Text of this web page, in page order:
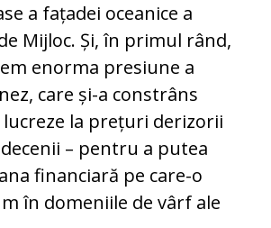
a fațadei oceanice a
Mijloc. Și, în primul rând,
enorma presiune a
care și-a constrâns
lucreze la prețuri derizorii
– pentru a putea
financiară pe care-o
în domeniile de vârf ale